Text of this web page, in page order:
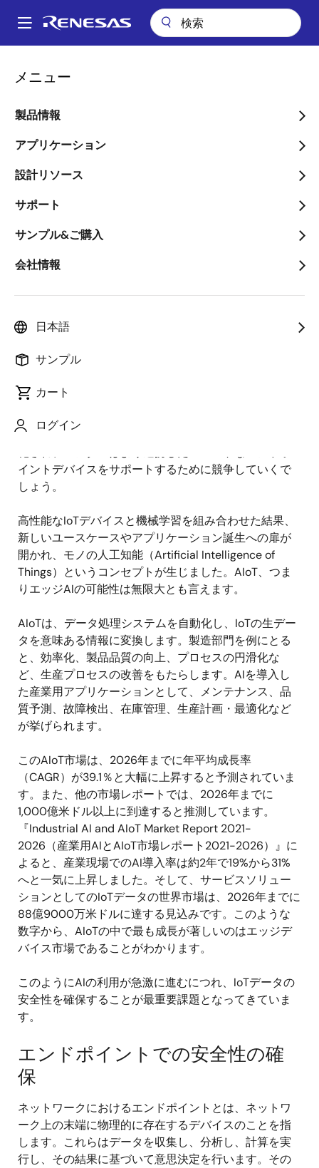
ン
Main
メニュー
製品情報
アプリケーション
設計リソース
サポート
サンプル&ご購入
会社情報
日本語
サンプル
カート
ログイン
パ
ン
く
ず
エンドポイントにおけるAIセキュリティ
エンドポイントにおけるAI
セキュリティ
画
Kaushal Vora
公開日:2022年8月8日
モノのインターネット（IoT）は、デジタルとフィジカ
よりスマートでスムーズなものへと変えています。こ
こ数年間、IoTは幅広いアプリケーションで飛躍的な成
長を遂げてきました。
IoTは2025年までに4～11兆米ドルの経済効果をもたら
すとされています。エッジはさらにインテリジェント
イントデバイスをサポートするために競争していくで
しょう。
高性能なIoTデバイスと機械学習を組み合わせた結果、
新しいユースケースやアプリケーション誕生への扉が
開かれ、モノの人工知能（Artificial Intelligence of
Things）というコンセプトが生じました。AIoT、つま
りエッジAIの可能性は無限大とも言えます。
AIoTは、データ処理システムを自動化し、IoTの生デー
タを意味ある情報に変換します。製造部門を例にとる
と、効率化、製品品質の向上、プロセスの円滑化な
ど、生産プロセスの改善をもたらします。AIを導入し
た産業用アプリケーションとして、メンテナンス、品
質予測、故障検出、在庫管理、生産計画・最適化など
が挙げられます。
このAIoT市場は、2026年までに年平均成長率
（CAGR）が39.1％と大幅に上昇すると予測されていま
す。また、他の市場レポートでは、2026年までに
1,000億米ドル以上に到達すると推測しています。
『Industrial AI and AIoT Market Report 2021-
2026（産業用AIとAIoT市場レポート2021-2026）』に
よると、産業現場でのAI導入率は約2年で19%から31%
へと一気に上昇しました。そして、サービスソリュー
ションとしてのIoTデータの世界市場は、2026年までに
88億9000万米ドルに達する見込みです。このような
数字から、AIoTの中で最も成長が著しいのはエッジデ
バイス市場であることがわかります。
このようにAIの利用が急激に進むにつれ、IoTデータの
安全性を確保することが最重要課題となってきていま
す。
エンドポイントでの安全性の確
保
ネットワークにおけるエンドポイントとは、ネットワ
ーク上の末端に物理的に存在するデバイスのことを指
します。これらはデータを収集し、分析し、計算を実
行し、その結果に基づいて意思決定を行います。その